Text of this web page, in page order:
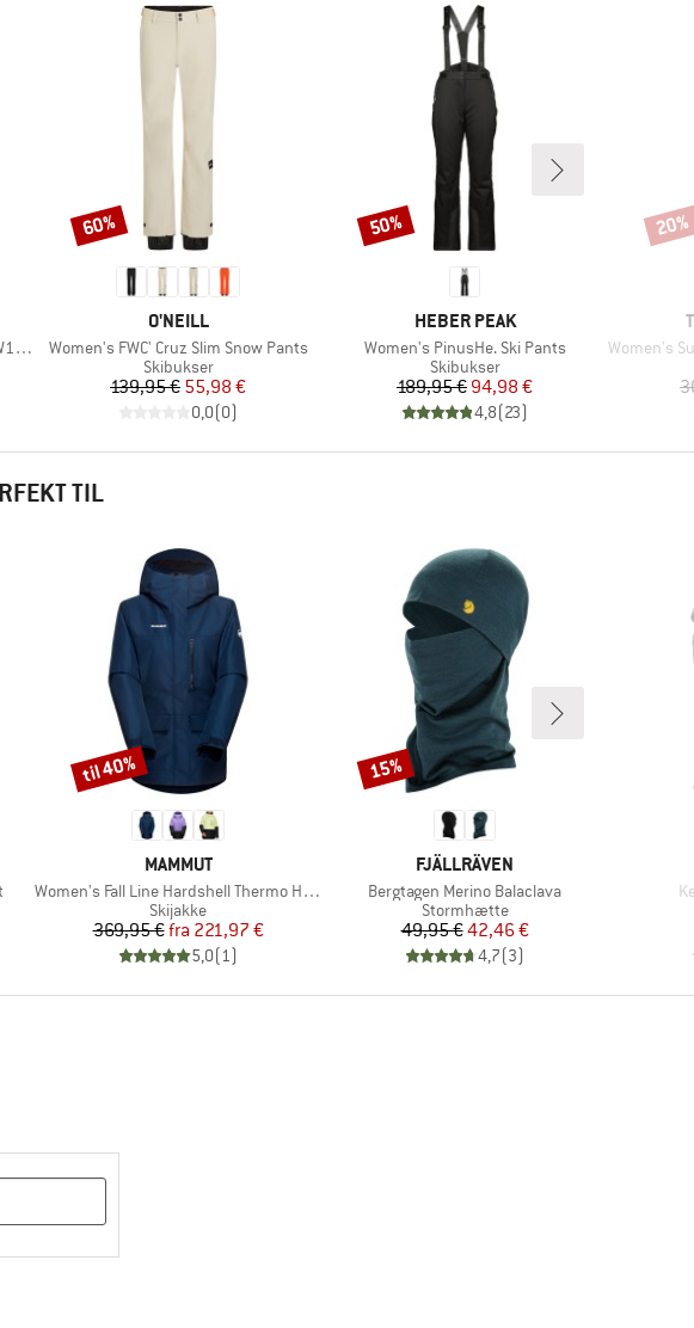
MÆRKE
O'NEILL
Artikel
Women's FWC' Cruz Slim Snow Pants
Produktgruppe
Skibukser
Pris
139,95 €Nedsat pris
55,98 €
0,0(0)
Rabat
60%
MÆRKE
HEBER PEAK
Artikel
Women's PinusHe. Ski Pants
Produktgruppe
Skibukser
Pris
189,95 €Nedsat pris
94,98 €
4,8(23)
Rabat
50%
Artikel
Women's
Rabat
20%
TIL
MÆRKE
MAMMUT
Artikel
Women's Fall Line Hardshell Thermo Hooded Jacket
Produktgruppe
Skijakke
Pris
369,95 € Nedsat pris
fra 221,97 €
5,0(1)
Rabat
til 40%
MÆRKE
FJÄLLRÄVEN
Artikel
Bergtagen Merino Balaclava
Produktgruppe
Stormhætte
Pris
49,95 €Nedsat pris
42,46 €
4,7(3)
Rabat
15%